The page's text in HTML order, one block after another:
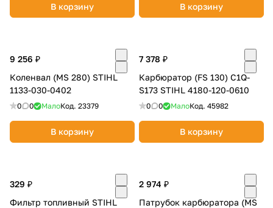
В корзину В корзину
9 256 ₽
Коленвал (MS 280) STIHL
1133-030-0402
0 0 МалоКод. 23379
В корзину
7 378 ₽
Карбюратор (FS 130) C1Q-
S173 STIHL 4180-120-0610
0 0 МалоКод. 45982
В корзину
329 ₽
Фильтр топливный STIHL
2 974 ₽
Патрубок карбюратора (MS